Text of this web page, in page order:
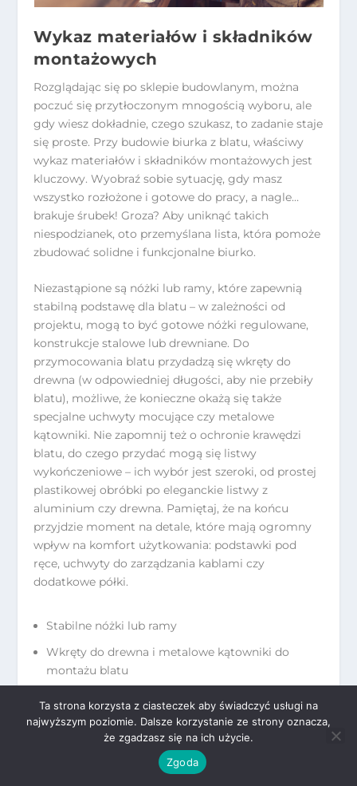
Wykaz materiałów i składników
montażowych
Rozglądając się po sklepie budowlanym, można
poczuć się przytłoczonym mnogością wyboru, ale
gdy wiesz dokładnie, czego szukasz, to zadanie staje
się proste. Przy budowie biurka z blatu, właściwy
wykaz materiałów i składników montażowych jest
kluczowy. Wyobraź sobie sytuację, gdy masz
wszystko rozłożone i gotowe do pracy, a nagle…
brakuje śrubek! Groza? Aby uniknąć takich
niespodzianek, oto przemyślana lista, która pomoże
zbudować solidne i funkcjonalne biurko.
Niezastąpione są nóżki lub ramy, które zapewnią
stabilną podstawę dla blatu – w zależności od
projektu, mogą to być gotowe nóżki regulowane,
konstrukcje stalowe lub drewniane. Do
przymocowania blatu przydadzą się wkręty do
drewna (w odpowiedniej długości, aby nie przebiły
blatu), możliwe, że konieczne okażą się także
specjalne uchwyty mocujące czy metalowe
kątowniki. Nie zapomnij też o ochronie krawędzi
blatu, do czego przydać mogą się listwy
wykończeniowe – ich wybór jest szeroki, od prostej
plastikowej obróbki po eleganckie listwy z
aluminium czy drewna. Pamiętaj, że na końcu
przyjdzie moment na detale, które mają ogromny
wpływ na komfort użytkowania: podstawki pod
ręce, uchwyty do zarządzania kablami czy
dodatkowe półki.
Stabilne nóżki lub ramy
Wkręty do drewna i metalowe kątowniki do
montażu blatu
Akcesoria poprawiające ergonomię: podstawki,
uchwyty na kable i półki
Czy widzisz swój wymarzony kąt do pracy, pełen
Ta strona korzysta z ciasteczek aby świadczyć usługi na
najwyższym poziomie. Dalsze korzystanie ze strony oznacza,
że zgadzasz się na ich użycie.
Zgoda